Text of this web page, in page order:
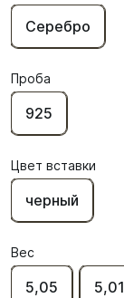
Серебро
Проба
925
Цвет вставки
черный
Вес
5,05 5,01